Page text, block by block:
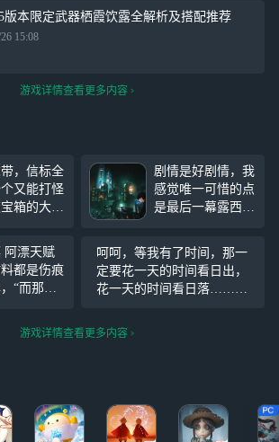
版本限定武器栖霞饮露全解析及搭配推荐
15:08
游戏详情查看更多内容
，信标全
又能打怪
箱的大佬
鸣潮有女
开宝箱
觉得我命
那我先谢
天就打完所
过生日吧
剧情是好剧情，我
感觉唯一可惜的点
是最后一幕露西没
•｡)…（过剧情拿
车载音乐才是我的
目的啦）
都是伤痕
“而那股
破坏欲望一
燃烧”，玩
没事，鸣
整个地图
，说明什
呵呵，等我有了时间，那一
定要花一天的时间看日出，
花一天的时间看日落……还
潮补上来……(´°̥̥̥̥̥̥̥̥ω°̥̥̥̥̥̥̥̥｀)(开服
游戏详情查看更多内容